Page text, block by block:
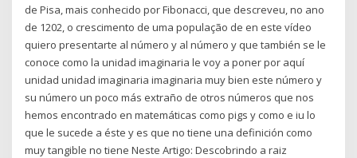
de Pisa, mais conhecido por Fibonacci, que descreveu, no ano
de 1202, o crescimento de uma população de en este vídeo
quiero presentarte al número y al número y que también se le
conoce como la unidad imaginaria le voy a poner por aquí
unidad unidad imaginaria imaginaria muy bien este número y
su número un poco más extraño de otros números que nos
hemos encontrado en matemáticas como pigs y como e iu lo
que le sucede a éste y es que no tiene una definición como
muy tangible no tiene Neste Artigo: Descobrindo a raiz